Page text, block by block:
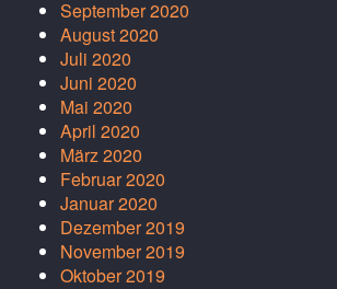
September 2020
August 2020
Juli 2020
Juni 2020
Mai 2020
April 2020
März 2020
Februar 2020
Januar 2020
Dezember 2019
November 2019
Oktober 2019